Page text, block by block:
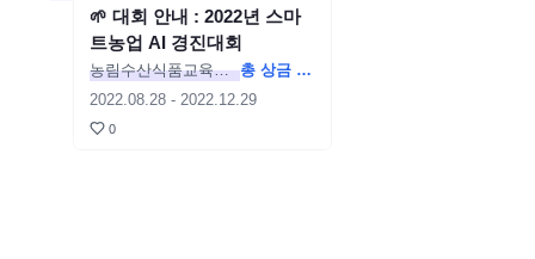
경진대회 종료
🌱 대회 안내 : 2022년 스마
트농업 AI 경진대회
농림수산식품교육문
화정보원
총 상금 1
억 원
2022.08.28- 2022.12.29
0